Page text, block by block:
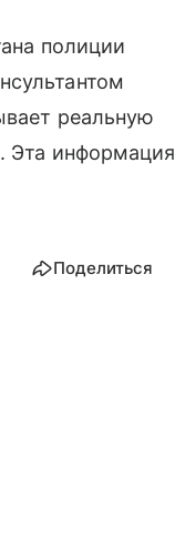
полиции
реальную
Эта информация
Поделиться